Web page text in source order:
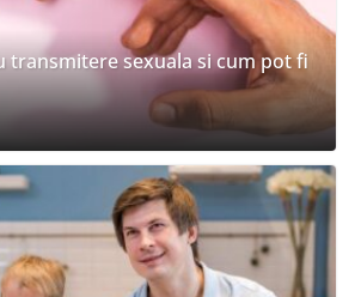
transmitere sexuala si cum pot fi